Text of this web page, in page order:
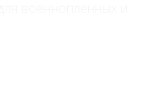
успех у киевлян.